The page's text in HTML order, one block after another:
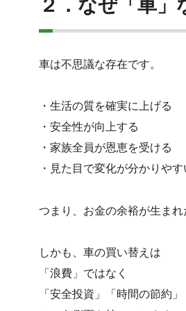
２．なぜ「車」
車は不思議な存在です。
・生活の質を確実に上げる
・安全性が向上する
・家族全員が恩恵を受ける
・見た目で変化が分かりやす
つまり、お金の余裕が生ま
しかも、車の買い替えは
「浪費」ではなく
「安全投資」「時間の節約」